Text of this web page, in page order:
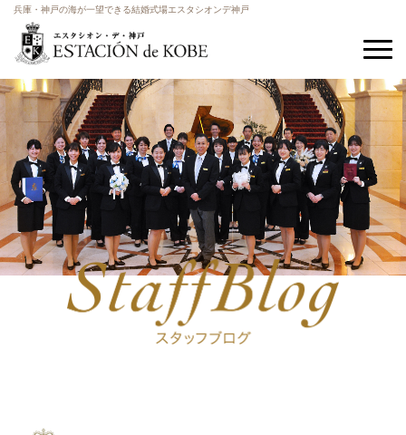
兵庫・神戸の海が一望できる結婚式場エスタシオンデ神戸